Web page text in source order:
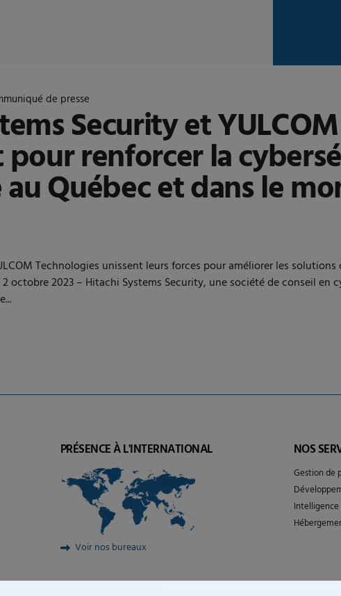
de presse
Security et
renforcer la
Québec et dans le
Technologies unissent leurs forces pour améliorer les
2023 – Hitachi Systems Security, une société de conseil en
PRÉSENCE À L'INTERNATIONAL
Voir nos bureaux
NOS
Gestion de